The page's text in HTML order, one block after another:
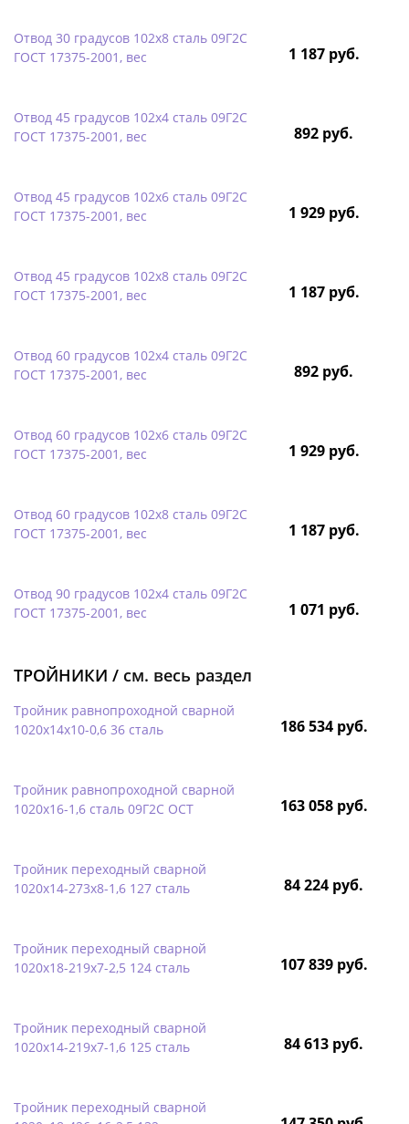
Отвод 30 градусов 102х8 сталь 09Г2С
ГОСТ 17375-2001, вес
1 187 руб.
Отвод 45 градусов 102х4 сталь 09Г2С
ГОСТ 17375-2001, вес
892 руб.
Отвод 45 градусов 102х6 сталь 09Г2С
ГОСТ 17375-2001, вес
1 929 руб.
Отвод 45 градусов 102х8 сталь 09Г2С
ГОСТ 17375-2001, вес
1 187 руб.
Отвод 60 градусов 102х4 сталь 09Г2С
ГОСТ 17375-2001, вес
892 руб.
Отвод 60 градусов 102х6 сталь 09Г2С
ГОСТ 17375-2001, вес
1 929 руб.
Отвод 60 градусов 102х8 сталь 09Г2С
ГОСТ 17375-2001, вес
1 187 руб.
Отвод 90 градусов 102х4 сталь 09Г2С
ГОСТ 17375-2001, вес
1 071 руб.
ТРОЙНИКИ / см. весь раздел
Тройник равнопроходной сварной
1020х14х10-0,6 36 сталь
186 534 руб.
Тройник равнопроходной сварной
1020х16-1,6 сталь 09Г2С ОСТ
163 058 руб.
Тройник переходный сварной
1020х14-273х8-1,6 127 сталь
84 224 руб.
Тройник переходный сварной
1020х18-219х7-2,5 124 сталь
107 839 руб.
Тройник переходный сварной
1020х14-219х7-1,6 125 сталь
84 613 руб.
Тройник переходный сварной